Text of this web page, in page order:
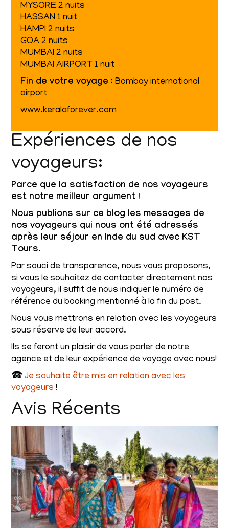
MYSORE 2 nuits
HASSAN 1 nuit
HAMPI 2 nuits
GOA 2 nuits
MUMBAI 2 nuits
MUMBAI AIRPORT 1 nuit
Fin de votre voyage : Bombay international
airport
www.keralaforever.com
Expériences de nos
voyageurs:
Parce que la satisfaction de nos voyageurs
est notre meilleur argument !
Nous publions sur ce blog les messages de
nos voyageurs qui nous ont été adressés
après leur séjour en Inde du sud avec KST
Tours.
Par souci de transparence, nous vous proposons,
si vous le souhaitez de contacter directement nos
voyageurs, il suffit de nous indiquer le numéro de
référence du booking mentionné à la fin du post.
Nous vous mettrons en relation avec les voyageurs
sous réserve de leur accord.
Ils se feront un plaisir de vous parler de notre
agence et de leur expérience de voyage avec nous!
☎Je souhaite être mis en relation avec les
voyageurs !
Avis Récents